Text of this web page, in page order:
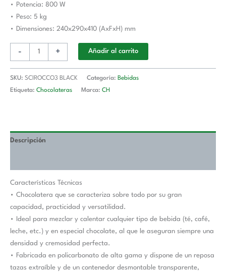
• Potencia: 800 W
• Peso: 5 kg
• Dimensiones: 240x290x410 (AxFxH) mm
- + Añadir al carrito
SKU: SCIROCCO3 BLACK Categoría: Bebidas
Etiqueta: Chocolateras Marca: CH
Descripción
Características Técnicas
• Chocolatera que se caracteriza sobre todo por su gran
capacidad, practicidad y versatilidad.
• Ideal para mezclar y calentar cualquier tipo de bebida (té, café,
leche, etc.) y en especial chocolate, al que le aseguran siempre una
densidad y cremosidad perfecta.
• Fabricada en policarbonato de alta gama y dispone de un reposa
tazas extraíble y de un contenedor desmontable transparente,